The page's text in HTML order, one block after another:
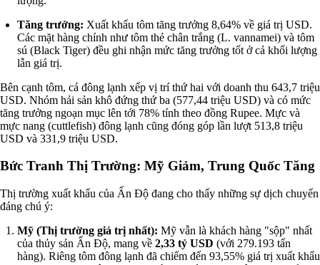
Tăng trưởng: Xuất khẩu tôm tăng trưởng 8,64% về giá trị USD.
Các mặt hàng chính như tôm thẻ chân trắng (L. vannamei) và tôm
sú (Black Tiger) đều ghi nhận mức tăng trưởng tốt ở cả khối lượng
lẫn giá trị.
Bên cạnh tôm, cá đông lạnh xếp vị trí thứ hai với doanh thu 643,7 triệu
USD. Nhóm hải sản khô đứng thứ ba (577,44 triệu USD) và có mức
tăng trưởng ngoạn mục lên tới 78% tính theo đồng Rupee. Mực và
mực nang (cuttlefish) đông lạnh cũng đóng góp lần lượt 513,8 triệu
USD và 331,9 triệu USD.
Bức Tranh Thị Trường: Mỹ Giảm, Trung Quốc Tăng
Thị trường xuất khẩu của Ấn Độ đang cho thấy những sự dịch chuyển
đáng chú ý:
Mỹ (Thị trường giá trị nhất): Mỹ vẫn là khách hàng "sộp" nhất
của thủy sản Ấn Độ, mang về 2,33 tỷ USD (với 279.193 tấn
hàng). Riêng tôm đông lạnh đã chiếm đến 93,55% giá trị xuất khẩu